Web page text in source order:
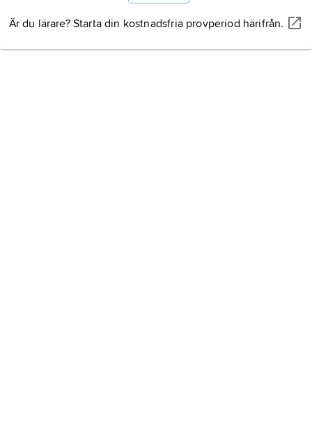
Är du lärare? Starta din kostnadsfria provperiod härifrån.